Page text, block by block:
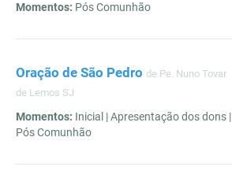
Momentos: Pós Comunhão
Oração de São Pedro de Pe. Nuno Tovar
de Lemos SJ
Momentos: Inicial | Apresentação dos dons |
Pós Comunhão